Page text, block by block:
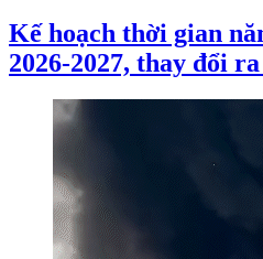
Kế hoạch thời gian
2026-2027, thay đổi ra